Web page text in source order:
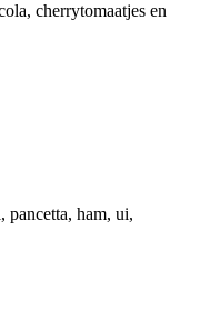
cherrytomaatjes en
pancetta, ham, ui,